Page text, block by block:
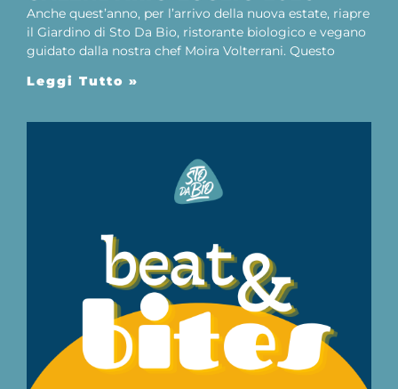
Anche quest’anno, per l’arrivo della nuova estate, riapre
il Giardino di Sto Da Bio, ristorante biologico e vegano
guidato dalla nostra chef Moira Volterrani. Questo
Leggi Tutto »